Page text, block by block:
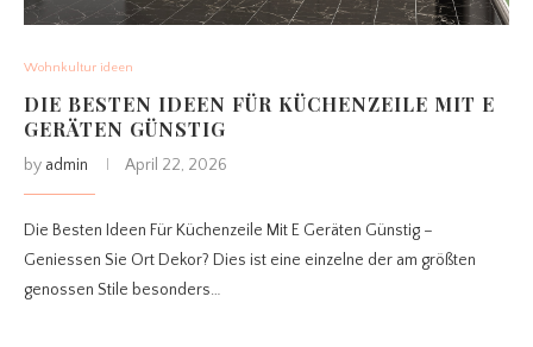
Wohnkultur ideen
DIE BESTEN IDEEN FÜR KÜCHENZEILE MIT E
GERÄTEN GÜNSTIG
by admin April 22, 2026
Die Besten Ideen Für Küchenzeile Mit E Geräten Günstig –
Geniessen Sie Ort Dekor? Dies ist eine einzelne der am größten
genossen Stile besonders…